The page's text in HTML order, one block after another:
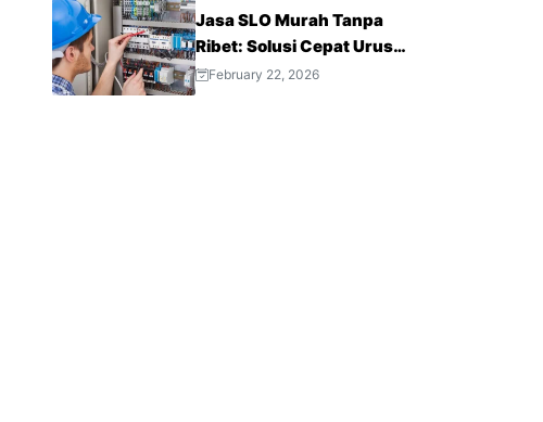
Jasa SLO Murah Tanpa
Ribet: Solusi Cepat Urus
Sertifikat Laik Operasi
February 22, 2026